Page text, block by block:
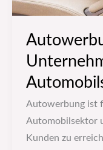
Autowerbung ist
Automobilsektor
Kunden zu